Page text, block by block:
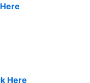
Here